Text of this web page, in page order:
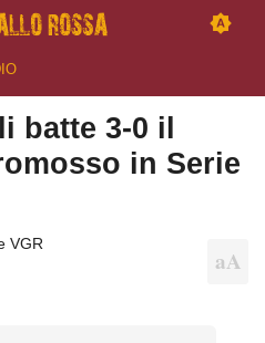
batte 3-0 il
in Serie
VGR